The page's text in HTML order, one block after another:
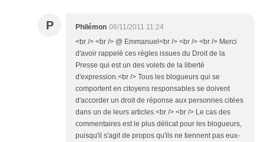
P Philémon 06/11/2011 11:24
<br /> <br /> @ Emmanuel<br /> <br /> <br /> Merci
d'avoir rappelé ces règles issues du Droit de la
Presse qui est un des volets de la liberté
d'expression.<br /> Tous les blogueurs qui se
comportent en citoyens responsables se doivent
d'accorder un droit de réponse aux personnes citées
dans un de leurs articles.<br /> <br /> Le cas des
commentaires est le plus délicat pour les blogueurs,
puisqu'il s'agit de propos qu'ils ne tiennent pas eux-